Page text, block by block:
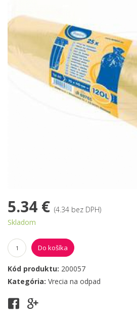
5.34 € (4.34 bez DPH)
Skladom
Do košíka
Kód produktu: 200057
Kategória: Vrecia na odpad